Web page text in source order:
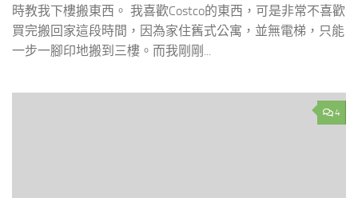
時教我下樓搬東西。 我喜歡Costco的東西，可是非常不喜歡
買完搬回家這段時間，因為家住舊式公寓，並無電梯，只能
一步一腳印地搬到三樓。而我剛剛...
4